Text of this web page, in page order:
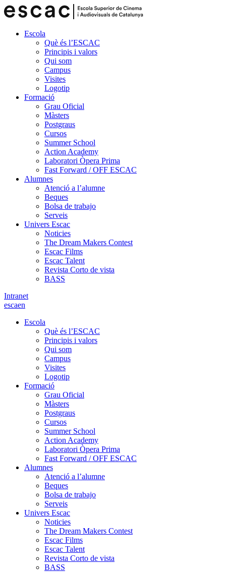
Escola
Què és l’ESCAC
Principis i valors
Qui som
Campus
Visites
Logotip
Formació
Grau Oficial
Màsters
Postgraus
Cursos
Summer School
Action Academy
Laboratori Òpera Prima
Fast Forward / OFF ESCAC
Alumnes
Atenció a l’alumne
Beques
Bolsa de trabajo
Serveis
Univers Escac
Noticies
The Dream Makers Contest
Escac Films
Escac Talent
Revista Corto de vista
BASS
Intranet
escaen
Escola
Què és l’ESCAC
Principis i valors
Qui som
Campus
Visites
Logotip
Formació
Grau Oficial
Màsters
Postgraus
Cursos
Summer School
Action Academy
Laboratori Òpera Prima
Fast Forward / OFF ESCAC
Alumnes
Atenció a l’alumne
Beques
Bolsa de trabajo
Serveis
Univers Escac
Noticies
The Dream Makers Contest
Escac Films
Escac Talent
Revista Corto de vista
BASS